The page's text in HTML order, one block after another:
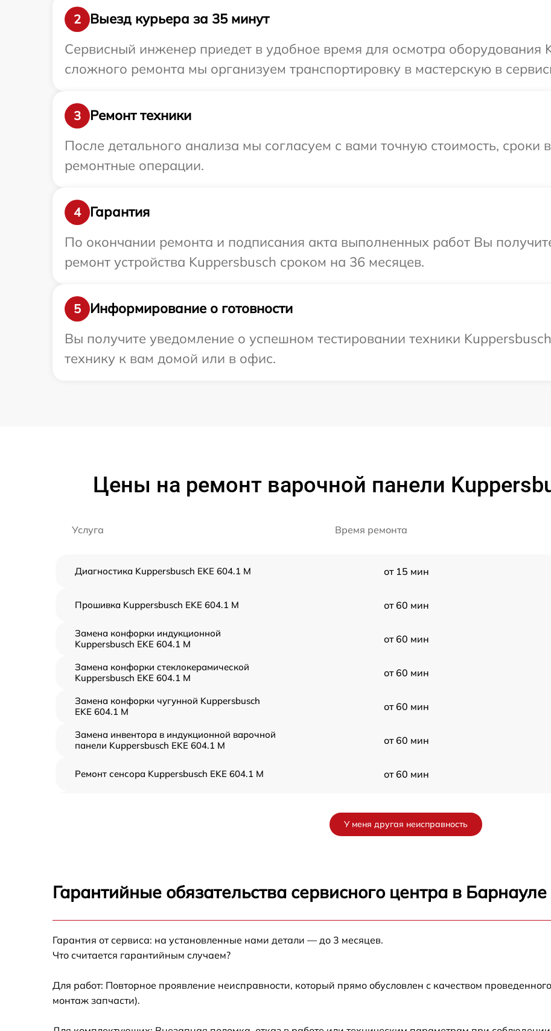
2
Выезд курьера за 35 минут
Сервисный инженер приедет в удобное время для осмотра оборудования
сложного ремонта мы организуем транспортировку в мастерскую в
3
Ремонт техники
После детального анализа мы согласуем с вами точную стоимость, сроки
ремонтные операции.
4
Гарантия
По окончании ремонта и подписания акта выполненных работ Вы
ремонт устройства Kuppersbusch сроком на 36 месяцев.
5
Информирование о готовности
Вы получите уведомление о успешном тестировании техники
технику к вам домой или в офис.
Цены на ремонт варочной панели
Услуга Время ремонта
Диагностика Kuppersbusch EKE 604.1 M от 15 мин
Прошивка Kuppersbusch EKE 604.1 M от 60 мин
Замена конфорки индукционной
Kuppersbusch EKE 604.1 M
от 60 мин
Замена конфорки стеклокерамической
Kuppersbusch EKE 604.1 M
от 60 мин
Замена конфорки чугунной Kuppersbusch
EKE 604.1 M
от 60 мин
Замена инвентора в индукционной варочной
панели Kuppersbusch EKE 604.1 M
от 60 мин
Ремонт сенсора Kuppersbusch EKE 604.1 M от 60 мин
Замена сенсора Kuppersbusch EKE 604.1 M
У меня другая неисправность
Гарантийные обязательства сервисного центра в Барнауле
Гарантия от сервиса: на установленные нами детали — до 3 месяцев.
Что считается гарантийным случаем?
Для работ: Повторное проявление неисправности, который прямо обусловлен с качеством
монтаж запчасти).